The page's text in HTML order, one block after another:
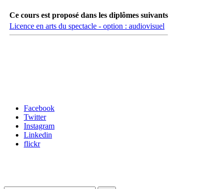
Ce cours est proposé dans les diplômes suivants
Licence en arts du spectacle - option : audiovisuel
Facebook
Twitter
Instagram
Linkedin
flickr